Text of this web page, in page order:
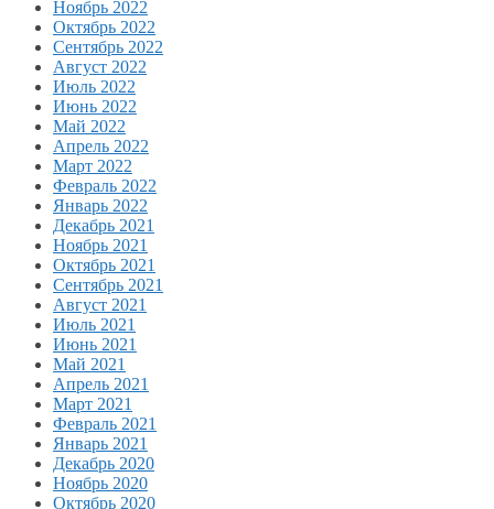
Ноябрь 2022
Октябрь 2022
Сентябрь 2022
Август 2022
Июль 2022
Июнь 2022
Май 2022
Апрель 2022
Март 2022
Февраль 2022
Январь 2022
Декабрь 2021
Ноябрь 2021
Октябрь 2021
Сентябрь 2021
Август 2021
Июль 2021
Июнь 2021
Май 2021
Апрель 2021
Март 2021
Февраль 2021
Январь 2021
Декабрь 2020
Ноябрь 2020
Октябрь 2020